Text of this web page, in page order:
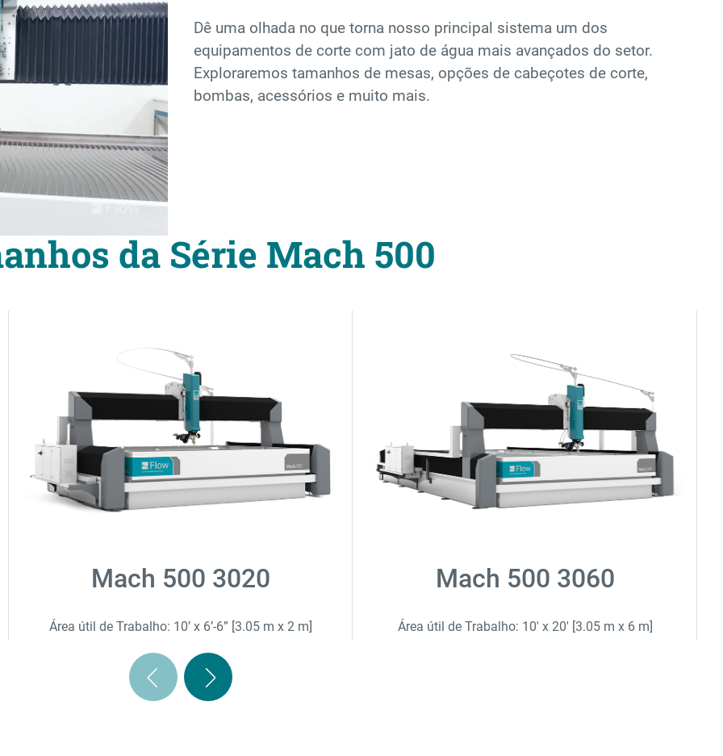
Dê uma olhada no que torna nosso principal sistema um dos
equipamentos de corte com jato de água mais avançados do setor.
Exploraremos tamanhos de mesas, opções de cabeçotes de corte,
bombas, acessórios e muito mais.
da Série Mach 500
Mach 500 3020
Área útil de Trabalho: 10’ x 6’-6” [3.05 m x 2 m]
Mach 500 3060
Área útil de Trabalho: 10' x 20' [3.05 m x 6 m]